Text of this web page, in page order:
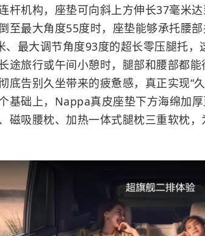
杆机构，座垫可向斜上方伸长37毫米
至最大角度55度时，座垫能够承托腰
、最大调节角度93度的超长零压腿托
途旅行或午间小憩时，腿部和腰部都
底告别久坐带来的疲惫感，真正实现“
基础上，Nappa真皮座垫下方海绵加厚
磁吸腰枕、加热一体式腿枕三重软枕